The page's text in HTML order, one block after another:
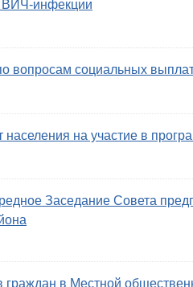
ВИЧ-инфекции
вопросам социальных
населения на участие в
Заседание Совета
граждан в Местной